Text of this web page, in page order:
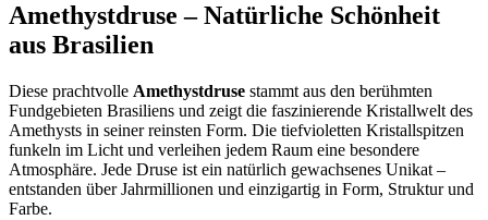
Amethystdruse – Natürliche Schönheit
aus Brasilien
Diese prachtvolle Amethystdruse stammt aus den berühmten
Fundgebieten Brasiliens und zeigt die faszinierende Kristallwelt des
Amethysts in seiner reinsten Form. Die tiefvioletten Kristallspitzen
funkeln im Licht und verleihen jedem Raum eine besondere
Atmosphäre. Jede Druse ist ein natürlich gewachsenes Unikat –
entstanden über Jahrmillionen und einzigartig in Form, Struktur und
Farbe.